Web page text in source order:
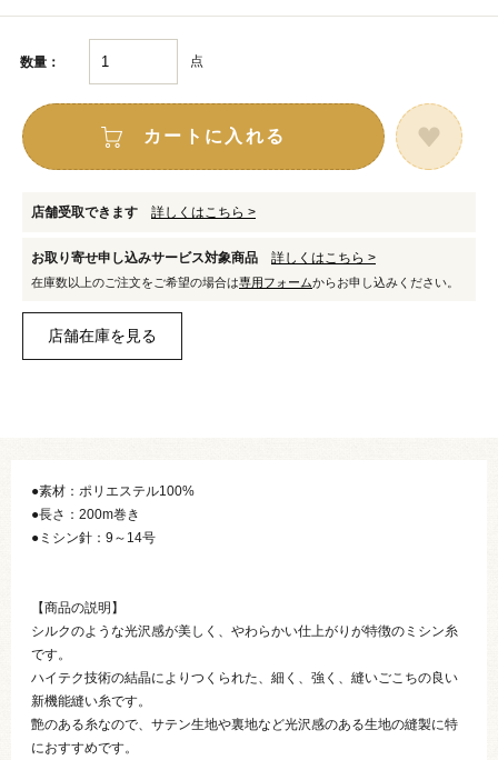
数量： 点
カートに入れる
店舗受取できます 詳しくはこちら >
お取り寄せ申し込みサービス対象商品 詳しくはこちら >
在庫数以上のご注文をご希望の場合は専用フォームからお申し込みください。
●素材：ポリエステル100%
●長さ：200m巻き
●ミシン針：9～14号
【商品の説明】
シルクのような光沢感が美しく、やわらかい仕上がりが特徴のミシン糸
です。
ハイテク技術の結晶によりつくられた、細く、強く、縫いごこちの良い
新機能縫い糸です。
艶のある糸なので、サテン生地や裏地など光沢感のある生地の縫製に特
におすすめです。